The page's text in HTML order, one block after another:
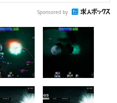
Sponsored by